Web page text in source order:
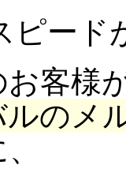
ピード
客様
ルのメ